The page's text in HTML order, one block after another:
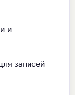
и
записей